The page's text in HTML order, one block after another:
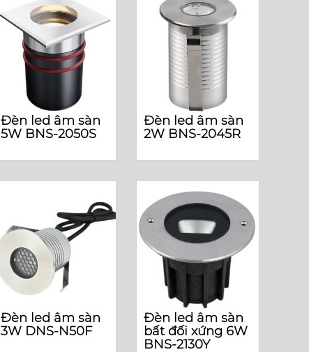
Đèn led âm sàn
5W BNS-2050S
Đèn led âm sàn
2W BNS-2045R
Đèn led âm sàn
3W DNS-N50F
Đèn led âm sàn
bất đối xứng 6W
BNS-2130Y